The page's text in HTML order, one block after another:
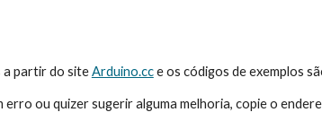
a partir do site Arduino.cc e os códigos de exemplos
ou quizer sugerir alguma melhoria, copie o